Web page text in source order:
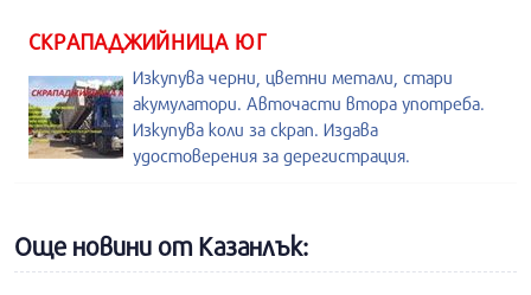
СКРАПАДЖИЙНИЦА ЮГ
Изкупува черни, цветни метали, стари
акумулатори. Авточасти втора употреба.
Изкупува коли за скрап. Издава
удостоверения за дерегистрация.
Още новини от Казанлък: